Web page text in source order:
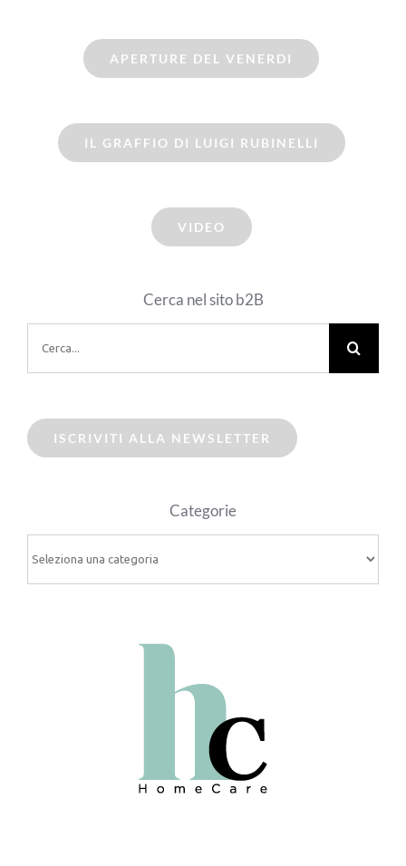
APERTURE DEL VENERDI
IL GRAFFIO DI LUIGI RUBINELLI
VIDEO
Cerca nel sito b2B
per:
ISCRIVITI ALLA NEWSLETTER
Categorie